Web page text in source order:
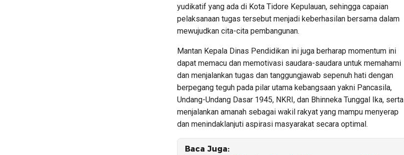
yudikatif yang ada di Kota Tidore Kepulauan, sehingga capaian
pelaksanaan tugas tersebut menjadi keberhasilan bersama dalam
mewujudkan cita-cita pembangunan.
Mantan Kepala Dinas Pendidikan ini juga berharap momentum ini
dapat memacu dan memotivasi saudara-saudara untuk memahami
dan menjalankan tugas dan tanggungjawab sepenuh hati dengan
berpegang teguh pada pilar utama kebangsaan yakni Pancasila,
Undang-Undang Dasar 1945, NKRI, dan Bhinneka Tunggal Ika, serta
menjalankan amanah sebagai wakil rakyat yang mampu menyerap
dan menindaklanjuti aspirasi masyarakat secara optimal.
Baca Juga: